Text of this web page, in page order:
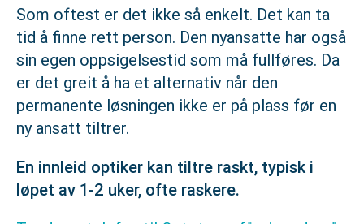
Som oftest er det ikke så enkelt. Det kan ta
tid å finne rett person. Den nyansatte har også
sin egen oppsigelsestid som må fullføres. Da
er det greit å ha et alternativ når den
permanente løsningen ikke er på plass før en
ny ansatt tiltrer.
En innleid optiker kan tiltre raskt, typisk i
løpet av 1-2 uker, ofte raskere.